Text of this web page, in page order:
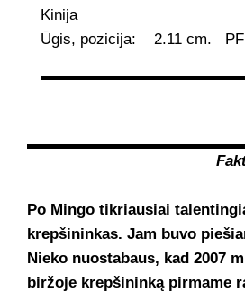
Kinija
Ūgis, pozicija: 2.11 cm. PF
Po Mingo tikriausiai
krepšininkas. Jam buvo
Nieko nuostabaus, kad 2007
biržoje krepšininką pirmame